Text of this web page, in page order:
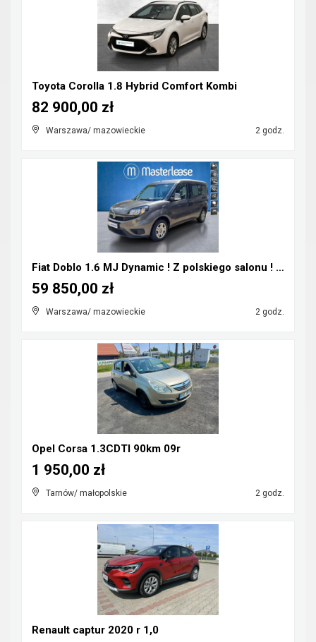
Toyota Corolla 1.8 Hybrid Comfort Kombi
Warszawa/ mazowieckie 2 godz.
82 900,00 zł
Fiat Doblo 1.6 MJ Dynamic ! Z polskiego salonu ! F...
Warszawa/ mazowieckie 2 godz.
59 850,00 zł
Opel Corsa 1.3CDTI 90km 09r
Tarnów/ małopolskie 2 godz.
1 950,00 zł
Renault captur 2020 r 1,0